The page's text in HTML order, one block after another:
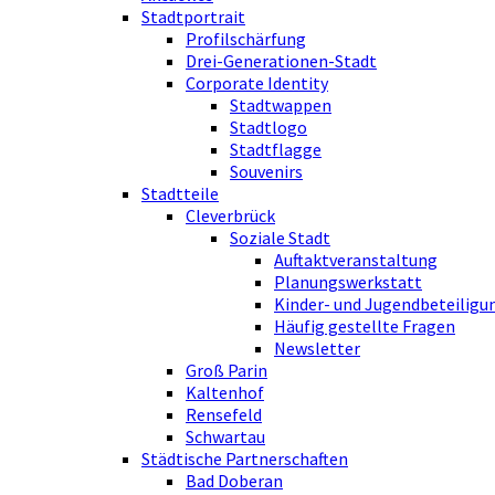
Stadtportrait
Profilschärfung
Drei-Generationen-Stadt
Corporate Identity
Stadtwappen
Stadtlogo
Stadtflagge
Souvenirs
Stadtteile
Cleverbrück
Soziale Stadt
Auftaktveranstaltung
Planungswerkstatt
Kinder- und
Häufig gestellte Fragen
Newsletter
Groß Parin
Kaltenhof
Rensefeld
Schwartau
Städtische Partnerschaften
Bad Doberan